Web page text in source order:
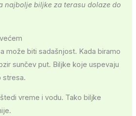
najbolje biljke za terasu dolaze do
može biti sadašnjost. Kada biramo
sunčev put. Biljke koje uspevaju
stresa.
vreme i vodu. Tako biljke